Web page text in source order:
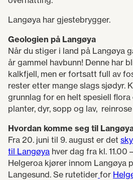
Langøya har gjestebrygger.
Geologien på Langøya
Når du stiger i land på Langøya
år gammel havbunn! Denne har
kalkfjell, men er fortsatt full av
rester etter mange slags sjødyr.
grunnlag for en helt spesiell
planter, dyr, sopp og lav,
Hvordan komme seg til
Fra 20. juni til 9. august er det
til Langøya hver dag fra kl. 11.00
Helgeroa kjører innom Langøya
Langesund. Se rutetider for